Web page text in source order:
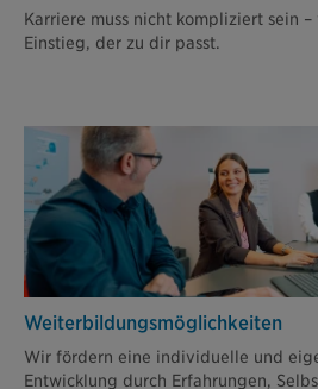
Karriere muss nicht kompliziert sein
Einstieg, der zu dir passt.
Weiterbildungs­möglichkeiten
Wir fördern eine individuelle und
Entwicklung durch Erfahrungen,